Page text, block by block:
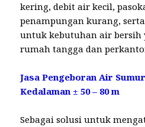
kering, debit air kecil,
penampungan kurang,
untuk kebutuhan air bersih
rumah tangga dan
Jasa Pengeboran Air
Kedalaman ± 50 – 80 m
Sebagai solusi untuk